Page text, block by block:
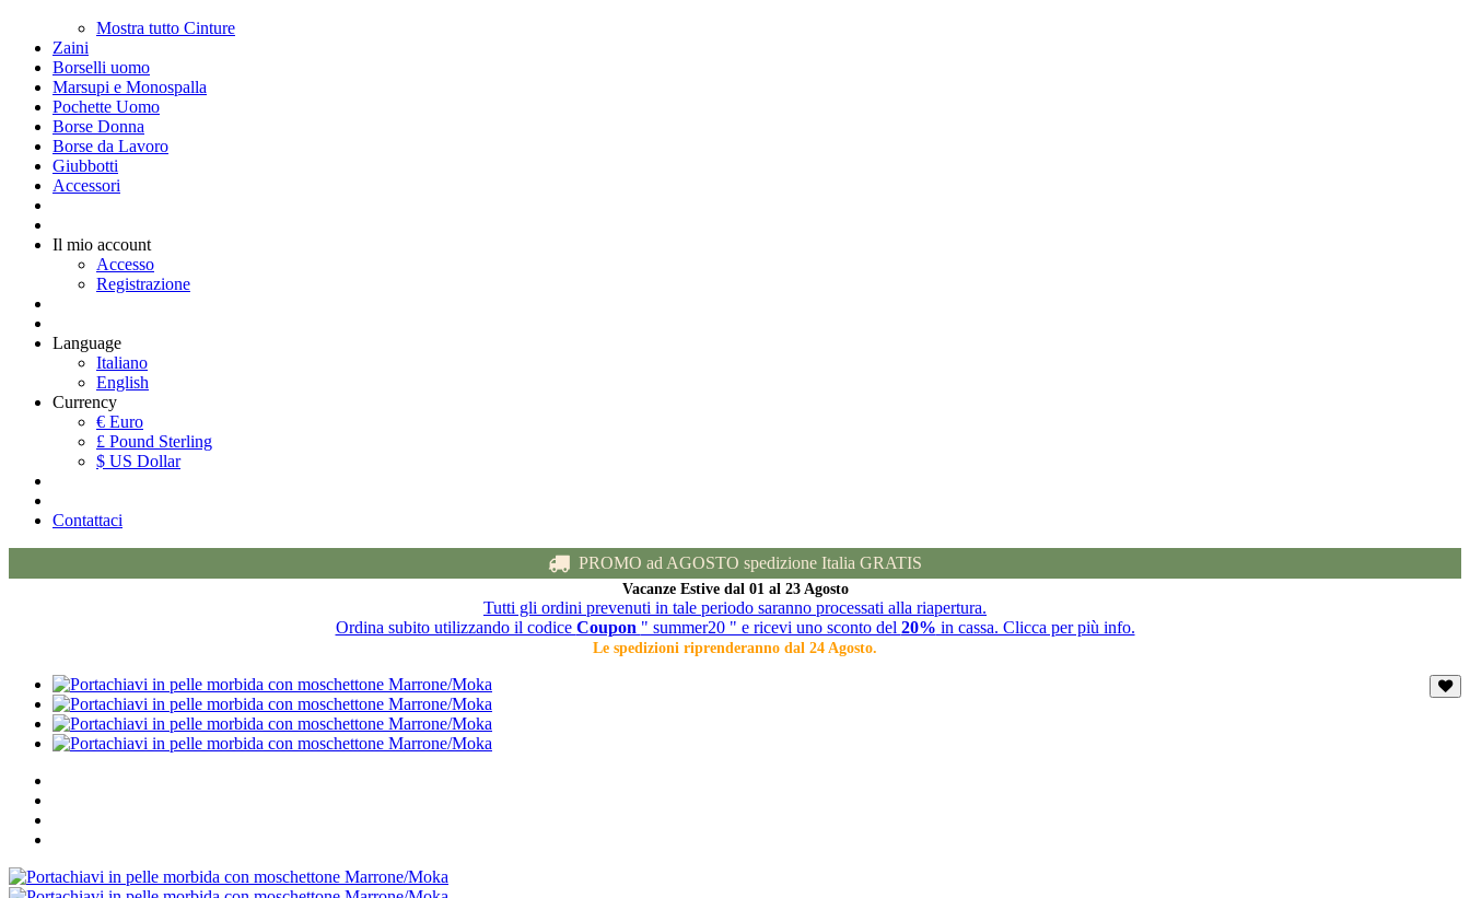
Mostra tutto Cinture
Zaini
Borselli uomo
Marsupi e Monospalla
Pochette Uomo
Borse Donna
Borse da Lavoro
Giubbotti
Accessori
Il mio account
Accesso
Registrazione
Language
Italiano
English
Currency
€ Euro
£ Pound Sterling
$ US Dollar
Contattaci
PROMO ad AGOSTO spedizione Italia GRATIS
Vacanze Estive dal 01 al 23 Agosto
Tutti gli ordini prevenuti in tale periodo saranno processati alla riapertura.
Ordina subito utilizzando il codice Coupon " summer20 " e ricevi uno sconto del 20% in cassa. Clicca per più info.
Le spedizioni riprenderanno dal 24 Agosto.